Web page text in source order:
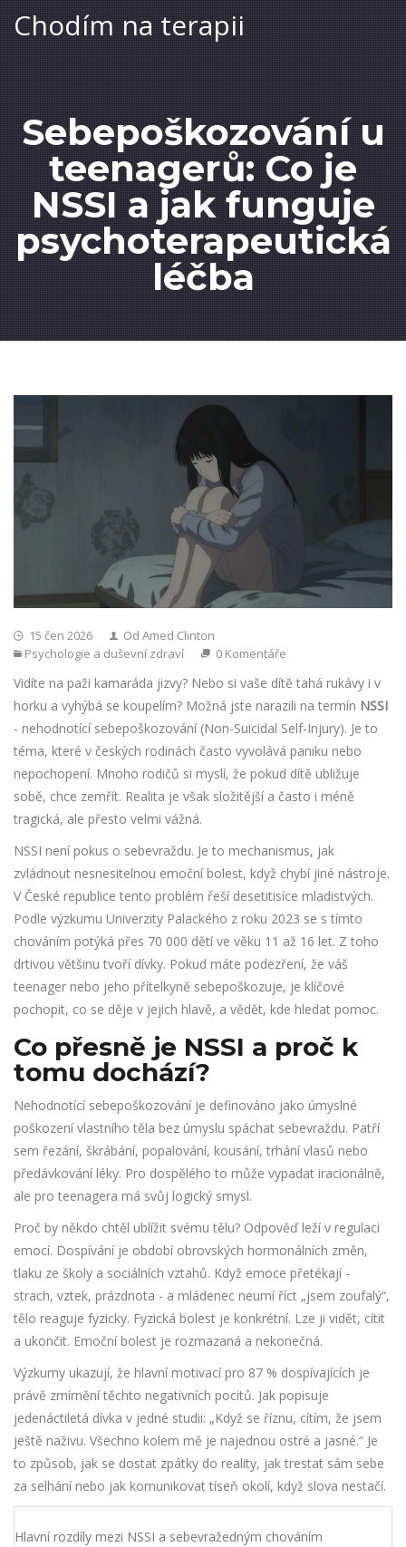
Chodím na terapii
Sebepoškozování u
teenagerů: Co je
NSSI a jak funguje
psychoterapeutická
léčba
15 čen 2026
Od Amed Clinton
Psychologie a duševní zdraví
0 Komentáře
Vidíte na paži kamaráda jizvy? Nebo si vaše dítě tahá rukávy i v
horku a vyhýbá se koupelím? Možná jste narazili na termín NSSI
- nehodnotící sebepoškozování (Non-Suicidal Self-Injury). Je to
téma, které v českých rodinách často vyvolává paniku nebo
nepochopení. Mnoho rodičů si myslí, že pokud dítě ubližuje
sobě, chce zemřít. Realita je však složitější a často i méně
tragická, ale přesto velmi vážná.
NSSI není pokus o sebevraždu. Je to mechanismus, jak
zvládnout nesnesitelnou emoční bolest, když chybí jiné nástroje.
V České republice tento problém řeší desetitisíce mladistvých.
Podle výzkumu Univerzity Palackého z roku 2023 se s tímto
chováním potýká přes 70 000 dětí ve věku 11 až 16 let. Z toho
drtivou většinu tvoří dívky. Pokud máte podezření, že váš
teenager nebo jeho přítelkyně sebepoškozuje, je klíčové
pochopit, co se děje v jejich hlavě, a vědět, kde hledat pomoc.
Co přesně je NSSI a proč k
tomu dochází?
Nehodnotící sebepoškozování je definováno jako úmyslné
poškození vlastního těla bez úmyslu spáchat sebevraždu. Patří
sem řezání, škrábání, popalování, kousání, trhání vlasů nebo
předávkování léky. Pro dospělého to může vypadat iracionálně,
ale pro teenagera má svůj logický smysl.
Proč by někdo chtěl ublížit svému tělu? Odpověď leží v regulaci
emocí. Dospívání je období obrovských hormonálních změn,
tlaku ze školy a sociálních vztahů. Když emoce přetékají -
strach, vztek, prázdnota - a mládenec neumí říct „jsem zoufalý“,
tělo reaguje fyzicky. Fyzická bolest je konkrétní. Lze ji vidět, cítit
a ukončit. Emoční bolest je rozmazaná a nekonečná.
Výzkumy ukazují, že hlavní motivací pro 87 % dospívajících je
právě zmírnění těchto negativních pocitů. Jak popisuje
jedenáctiletá dívka v jedné studii: „Když se říznu, cítím, že jsem
ještě naživu. Všechno kolem mě je najednou ostré a jasné.“ Je
to způsob, jak se dostat zpátky do reality, jak trestat sám sebe
za selhání nebo jak komunikovat tíseň okolí, když slova nestačí.
Hlavní rozdíly mezi NSSI a sebevražedným chováním